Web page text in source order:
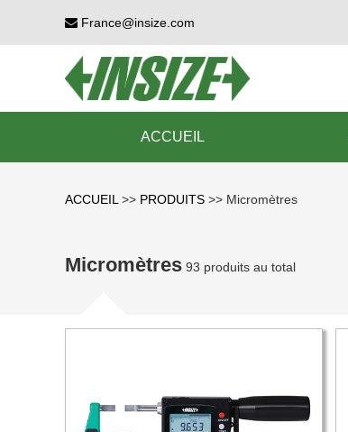
France@insize.com
ACCUEIL
ACCUEIL >> PRODUITS >> Micromètres
Micromètres 93 produits au total